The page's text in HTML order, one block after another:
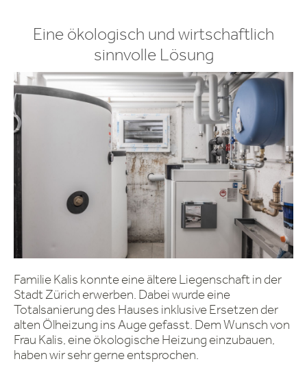
Eine öko­logisch und wirt­schaftlich
sinn­volle Lösung
Familie Kalis konnte eine ältere Liegenschaft in der
Stadt Zürich erwerben. Dabei wurde eine
Totalsanierung des Hauses inklusive Ersetzen der
alten Ölheizung ins Auge gefasst. Dem Wunsch von
Frau Kalis, eine ökologische Heizung einzubauen,
haben wir sehr gerne entsprochen.